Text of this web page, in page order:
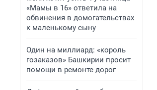
«Мамы в 16» ответила на
обвинения в домогательствах
к маленькому сыну
Один на миллиард: «король
гозаказов» Башкирии просит
помощи в ремонте дорог